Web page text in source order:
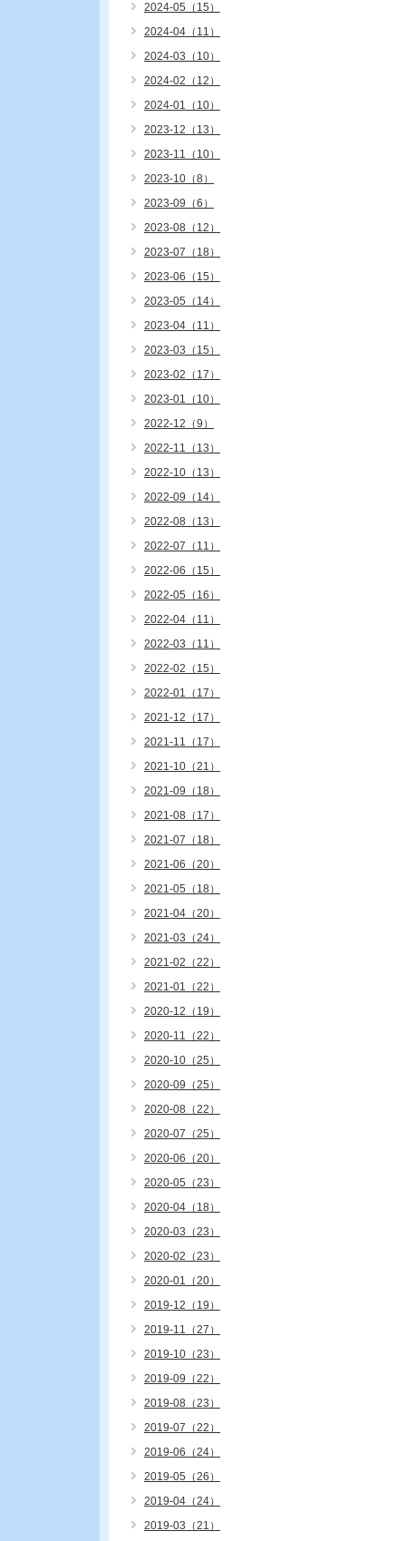
2024-05（15）
2024-04（11）
2024-03（10）
2024-02（12）
2024-01（10）
2023-12（13）
2023-11（10）
2023-10（8）
2023-09（6）
2023-08（12）
2023-07（18）
2023-06（15）
2023-05（14）
2023-04（11）
2023-03（15）
2023-02（17）
2023-01（10）
2022-12（9）
2022-11（13）
2022-10（13）
2022-09（14）
2022-08（13）
2022-07（11）
2022-06（15）
2022-05（16）
2022-04（11）
2022-03（11）
2022-02（15）
2022-01（17）
2021-12（17）
2021-11（17）
2021-10（21）
2021-09（18）
2021-08（17）
2021-07（18）
2021-06（20）
2021-05（18）
2021-04（20）
2021-03（24）
2021-02（22）
2021-01（22）
2020-12（19）
2020-11（22）
2020-10（25）
2020-09（25）
2020-08（22）
2020-07（25）
2020-06（20）
2020-05（23）
2020-04（18）
2020-03（23）
2020-02（23）
2020-01（20）
2019-12（19）
2019-11（27）
2019-10（23）
2019-09（22）
2019-08（23）
2019-07（22）
2019-06（24）
2019-05（26）
2019-04（24）
2019-03（21）